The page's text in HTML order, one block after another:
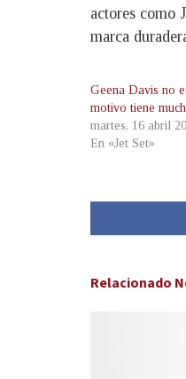
actores como
marca
Geena Davis no
motivo tiene
martes, 16 abril
En «Jet Set»
Relacionado